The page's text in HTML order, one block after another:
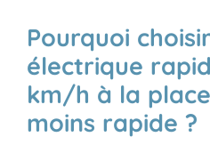
Pourquoi
électrique
km/h à la place
moins rapide ?